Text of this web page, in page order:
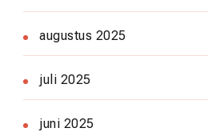
augustus 2025
juli 2025
juni 2025